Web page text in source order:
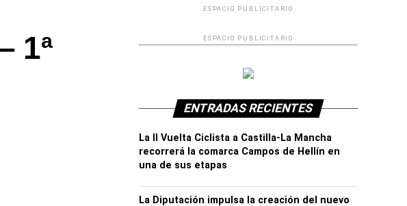
1ª
ESPACIO PUBLICITARIO
ESPACIO PUBLICITARIO
ENTRADAS RECIENTES
La II Vuelta Ciclista a Castilla-La Mancha
recorrerá la comarca Campos de Hellín en
una de sus etapas
La Diputación impulsa la creación del nuevo